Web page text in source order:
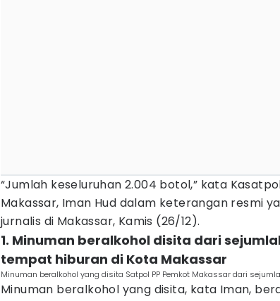
“Jumlah keseluruhan 2.004 botol,” kata
Makassar, Iman Hud dalam keterangan resmi
jurnalis di Makassar, Kamis (26/12).
1. Minuman beralkohol disita dari
tempat hiburan di Kota Makassar
Minuman beralkohol yang disita Satpol PP Pemkot Makassar dari
Minuman beralkohol yang disita, kata Iman,